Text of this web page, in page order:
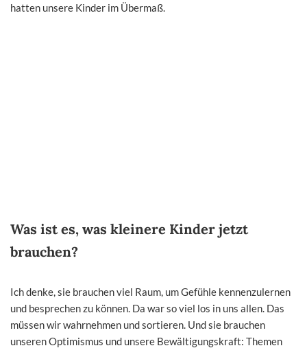
hatten unsere Kinder im Übermaß.
Was ist es, was kleinere Kinder jetzt
brauchen?
Ich denke, sie brauchen viel Raum, um Gefühle kennenzulernen
und besprechen zu können. Da war so viel los in uns allen. Das
müssen wir wahrnehmen und sortieren. Und sie brauchen
unseren Optimismus und unsere Bewältigungskraft: Themen